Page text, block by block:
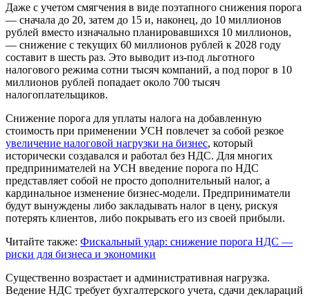
Даже с учетом смягчения в виде поэтапного снижения порога
— сначала до 20, затем до 15 и, наконец, до 10 миллионов
рублей вместо изначально планировавшихся 10 миллионов,
— снижение с текущих 60 миллионов рублей к 2028 году
составит в шесть раз. Это выводит из-под льготного
налогового режима сотни тысяч компаний, а под порог в 10
миллионов рублей попадает около 700 тысяч
налогоплательщиков.
Снижение порога для уплаты налога на добавленную
стоимость при применении УСН повлечет за собой резкое
увеличение налоговой нагрузки на бизнес, который
исторически создавался и работал без НДС. Для многих
предпринимателей на УСН введение порога по НДС
представляет собой не просто дополнительный налог, а
кардинальное изменение бизнес-модели. Предприниматели
будут вынуждены либо закладывать налог в цену, рискуя
потерять клиентов, либо покрывать его из своей прибыли.
Читайте также: Фискальный удар: снижение порога НДС —
риски для бизнеса и экономики
Существенно возрастает и административная нагрузка.
Ведение НДС требует бухгалтерского учета, сдачи деклараций